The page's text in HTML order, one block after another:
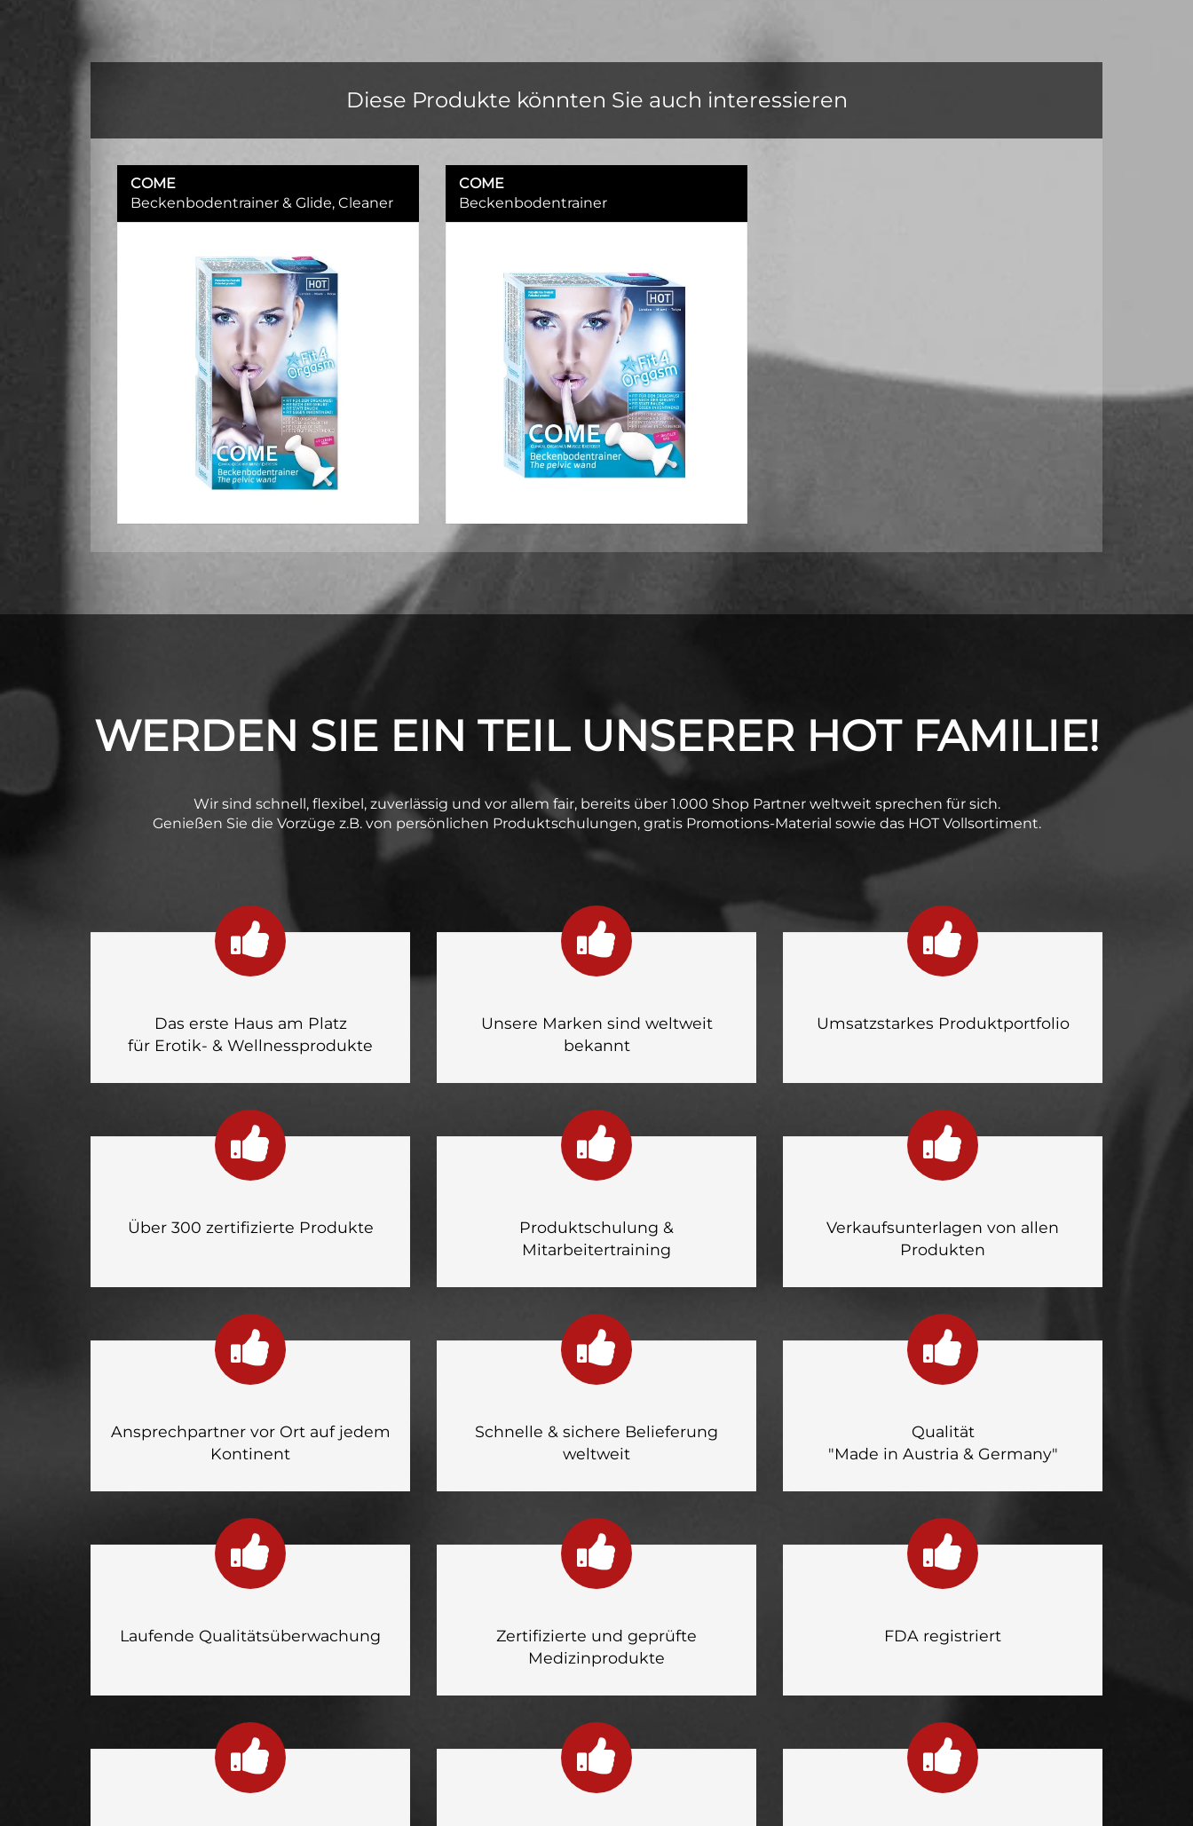
Diese Produkte könnten Sie auch interessieren
COME
Beckenbodentrainer & Glide, Cleaner
COME
Beckenbodentrainer
WERDEN SIE EIN TEIL UNSERER HOT FAMILIE!
Wir sind schnell, flexibel, zuverlässig und vor allem fair, bereits über 1.000 Shop Partner weltweit sprechen für sich.
Genießen Sie die Vorzüge z.B. von persönlichen Produktschulungen, gratis Promotions-Material sowie das HOT Vollsortiment.
Das erste Haus am Platz
für Erotik- & Wellnessprodukte
Unsere Marken sind weltweit
bekannt
Umsatzstarkes Produktportfolio
Über 300 zertifizierte Produkte
Produktschulung &
Mitarbeitertraining
Verkaufsunterlagen von allen
Produkten
Ansprechpartner vor Ort auf jedem
Kontinent
Schnelle & sichere Belieferung
weltweit
Qualität
"Made in Austria & Germany"
Laufende Qualitätsüberwachung
Zertifizierte und geprüfte
Medizinprodukte
FDA registriert